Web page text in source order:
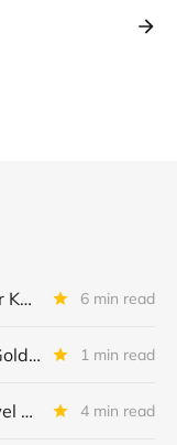
Seabridge dichtbij deal voor KSM? 6 min read
Trade alert: Seabridge, B2Gold en Jaguar Mining 1 min read
Deze junior kan misschien wel de grootste goudmijn van de wereld woden 4 min read